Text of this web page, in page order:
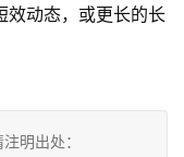
效动态，或更长的长
明出处：